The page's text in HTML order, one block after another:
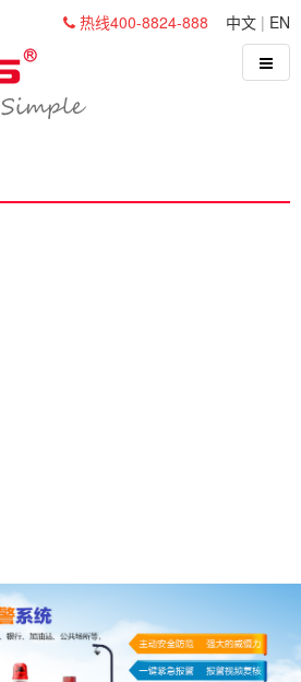
中文 | EN
热线400-8824-888